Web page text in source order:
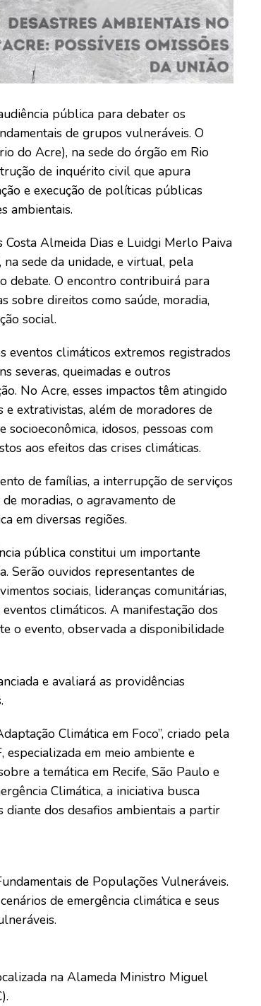
pública para debater os
de grupos vulneráveis. O
do Acre), na sede do órgão em Rio
de inquérito civil que apura
e execução de políticas públicas
ambientais.
Almeida Dias e Luidgi Merlo Paiva
sede da unidade, e virtual, pela
debate. O encontro contribuirá para
sobre direitos como saúde, moradia,
social.
eventos climáticos extremos registrados
severas, queimadas e outros
No Acre, esses impactos têm atingido
e extrativistas, além de moradores de
idosos, pessoas com
aos efeitos das crises climáticas.
de famílias, a interrupção de serviços
moradias, o agravamento de
em diversas regiões.
pública constitui um importante
Serão ouvidos representantes de
sociais, lideranças comunitárias,
climáticos. A manifestação dos
o evento, observada a disponibilidade
e avaliará as providências
Climática em Foco”, criado pela
especializada em meio ambiente e
a temática em Recife, São Paulo e
Climática, a iniciativa busca
dos desafios ambientais a partir
de Populações Vulneráveis.
de emergência climática e seus
na Alameda Ministro Miguel